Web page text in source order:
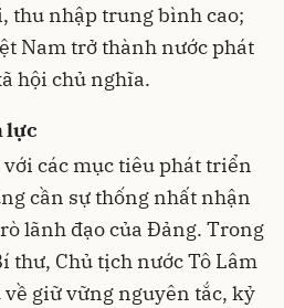
thu nhập trung bình cao;
Nam trở thành nước phát
hội chủ nghĩa.
lực
các mục tiêu phát triển
cần sự thống nhất nhận
lãnh đạo của Đảng. Trong
thư, Chủ tịch nước Tô Lâm
giữ vững nguyên tắc, kỷ